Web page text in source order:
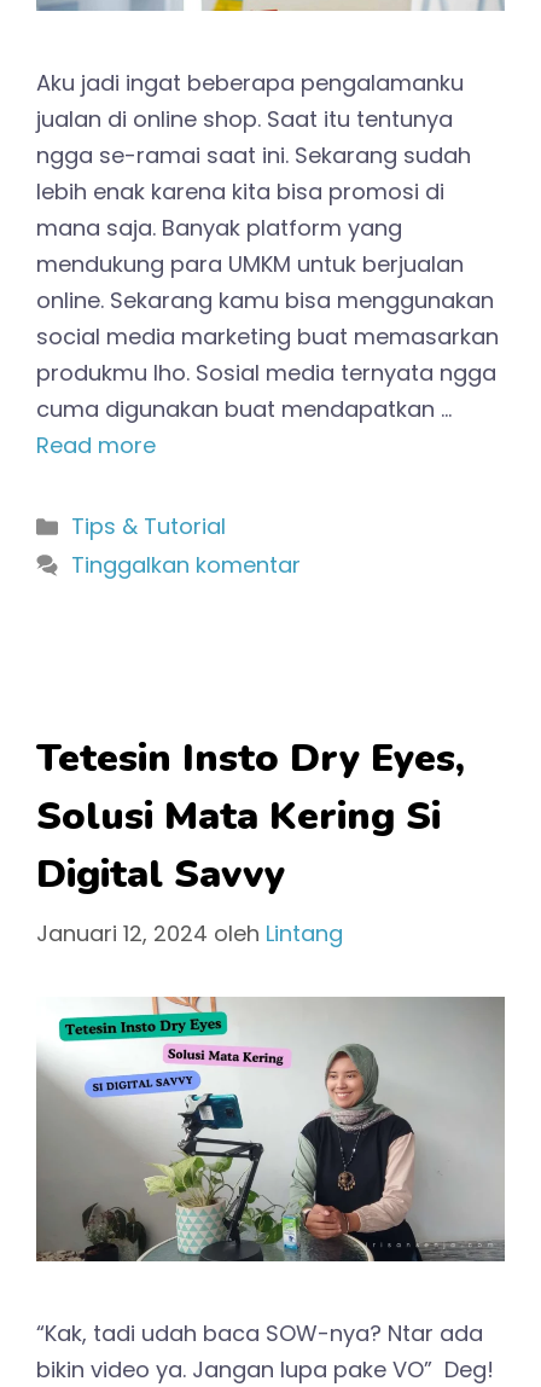
Aku jadi ingat beberapa pengalamanku
jualan di online shop. Saat itu tentunya
ngga se-ramai saat ini. Sekarang sudah
lebih enak karena kita bisa promosi di
mana saja. Banyak platform yang
mendukung para UMKM untuk berjualan
online. Sekarang kamu bisa menggunakan
social media marketing buat memasarkan
produkmu lho. Sosial media ternyata ngga
cuma digunakan buat mendapatkan …
Read more
Kategori
Tips & Tutorial
Tinggalkan komentar
Tetesin Insto Dry Eyes,
Solusi Mata Kering Si
Digital Savvy
Januari 12, 2024 oleh Lintang
“Kak, tadi udah baca SOW-nya? Ntar ada
bikin video ya. Jangan lupa pake VO” Deg!